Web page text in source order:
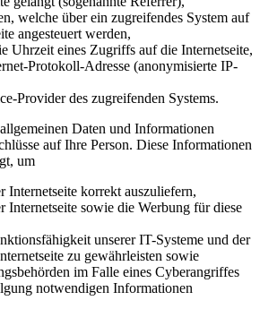
welche über ein zugreifendes System auf
angesteuert werden,
Uhrzeit eines Zugriffs auf die Internetseite,
Protokoll-Adresse (anonymisierte IP-
Provider des zugreifenden Systems.
Daten und Informationen
auf Ihre Person. Diese Informationen
um
Internetseite korrekt auszuliefern,
Internetseite sowie die Werbung für diese
unserer IT-Systeme und der
zu gewährleisten sowie
im Falle eines Cyberangriffes
notwendigen Informationen